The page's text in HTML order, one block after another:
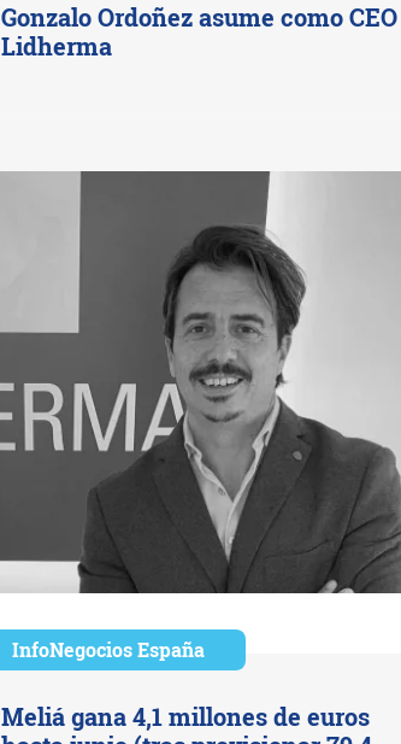
Gonzalo Ordoñez asume como
Lidherma
InfoNegocios España
Meliá gana 4,1 millones de euros